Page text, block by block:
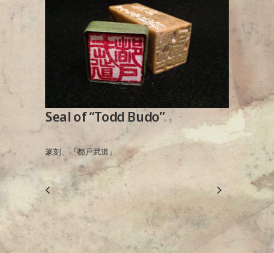
Seal of “Todd Budo”
篆刻、『都戸武道』